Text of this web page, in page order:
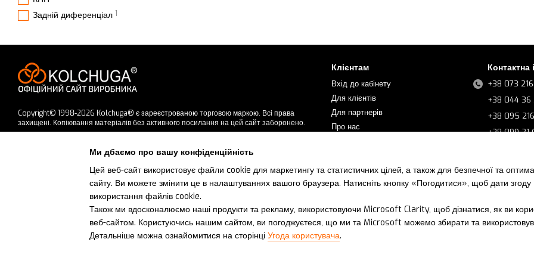
Задній диференціал 1
Copyright© 1998-2026 Kolchuga® є зареєстрованою торговою маркою. Всі права
захищені. Копіювання матеріалів без активного посилання на цей сайт заборонено.
Клієнтам
Вхід до кабінету
Для клієнтів
Для партнерів
Про нас
Новини
Контактна
+38 073
+38 044 36
+38 095
+38 099 21
+38 067 21
Ми дбаємо про вашу конфіденційність
Цей веб-сайт використовує файли cookie для маркетингу та статистичних цілей, а також для безпечної та
сайту. Ви можете змінити це в налаштуваннях вашого браузера. Натисніть кнопку «Погодитися», щоб дати згоду
використання файлів cookie.
Також ми вдосконалюємо наші продукти та рекламу, використовуючи Microsoft Clarity, щоб дізнатися, як ви
веб-сайтом. Користуючись нашим сайтом, ви погоджуєтеся, що ми та Microsoft можемо збирати та
Детальніше можна ознайомитися на сторінці Угода користувача.